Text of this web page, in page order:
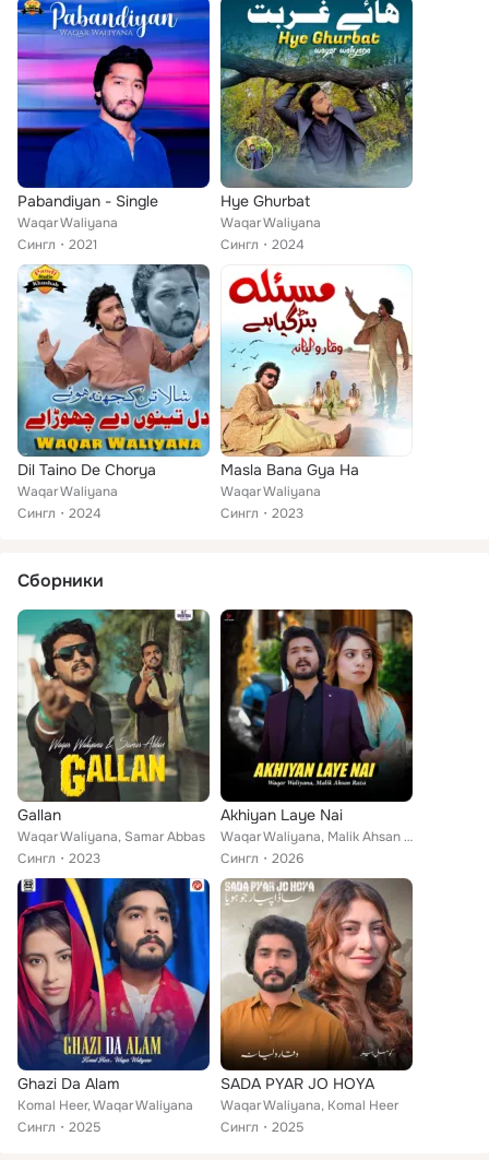
Pabandiyan - Single
Waqar Waliyana
Сингл
2021
Hye Ghurbat
Waqar Waliyana
Сингл
2024
Dil Taino De Chorya
Waqar Waliyana
Сингл
2024
Masla Bana Gya Ha
Waqar Waliyana
Сингл
2023
Сборники
Gallan
Waqar Waliyana, Samar Abbas
Сингл
2023
Akhiyan Laye Nai
Waqar Waliyana, Malik Ahsan Raza
Сингл
2026
Ghazi Da Alam
Komal Heer, Waqar Waliyana
Сингл
2025
SADA PYAR JO HOYA
Waqar Waliyana, Komal Heer
Сингл
2025